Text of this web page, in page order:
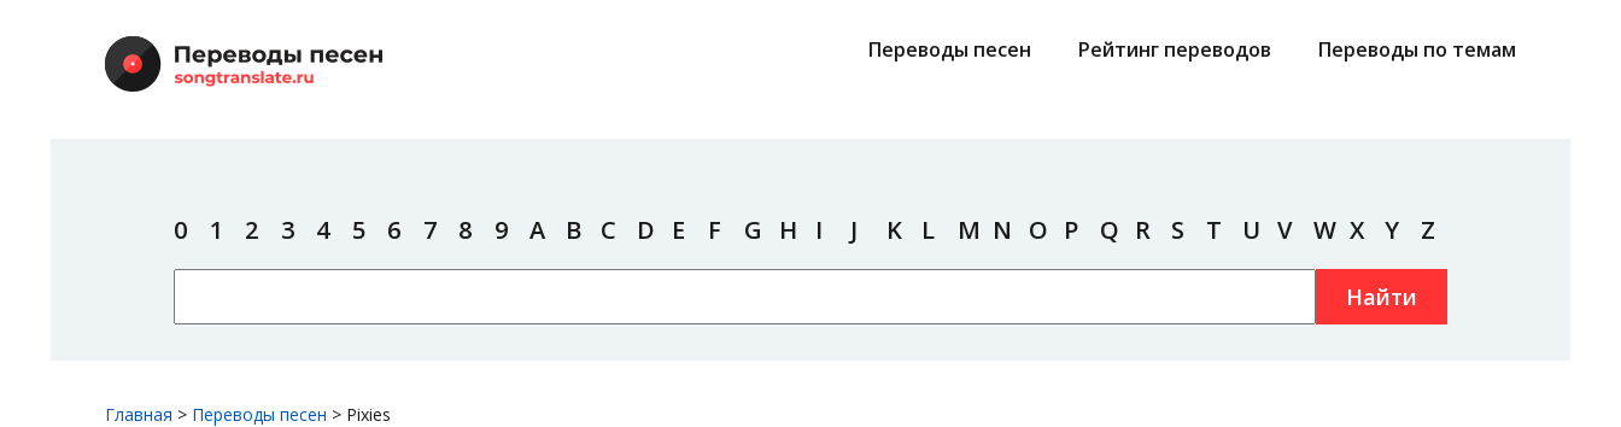
Переводы песен Рейтинг переводов Переводы по темам
0 1 2 3 4 5 6 7 8 9 A B C D E F G H I J K L M N O P Q R S T U V W X Y Z
Найти
Главная > Переводы песен > Pixies